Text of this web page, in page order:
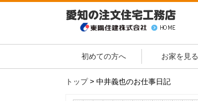
初めての方へ お家を見る
トップ> 中井義也のお仕事日記